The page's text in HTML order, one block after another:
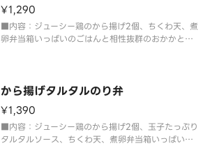
¥1,290
■内容：ジューシー鶏のから揚げ2個、ちくわ天、煮
卵弁当箱いっぱいのごはんと相性抜群のおかかと海
から揚げタルタルのり弁
¥1,390
■内容：ジューシー鶏のから揚げ2個、玉子たっぷり
タルタルソース、ちくわ天、煮卵弁当箱いっぱいの